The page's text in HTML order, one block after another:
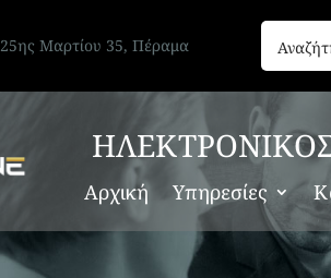
25ης Μαρτίου 35, Πέραμα
Αρχική Υπηρεσίες